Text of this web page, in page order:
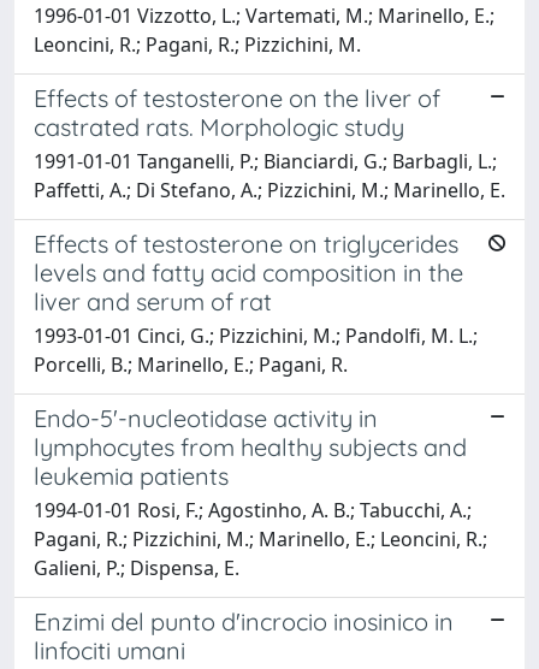
1996-01-01 Vizzotto, L.; Vartemati, M.; Marinello, E.;
Leoncini, R.; Pagani, R.; Pizzichini, M.
Effects of testosterone on the liver of
castrated rats. Morphologic study
1991-01-01 Tanganelli, P.; Bianciardi, G.; Barbagli, L.;
Paffetti, A.; Di Stefano, A.; Pizzichini, M.; Marinello, E.
Effects of testosterone on triglycerides
levels and fatty acid composition in the
liver and serum of rat
1993-01-01 Cinci, G.; Pizzichini, M.; Pandolfi, M. L.;
Porcelli, B.; Marinello, E.; Pagani, R.
Endo-5'-nucleotidase activity in
lymphocytes from healthy subjects and
leukemia patients
1994-01-01 Rosi, F.; Agostinho, A. B.; Tabucchi, A.;
Pagani, R.; Pizzichini, M.; Marinello, E.; Leoncini, R.;
Galieni, P.; Dispensa, E.
Enzimi del punto d'incrocio inosinico in
linfociti umani